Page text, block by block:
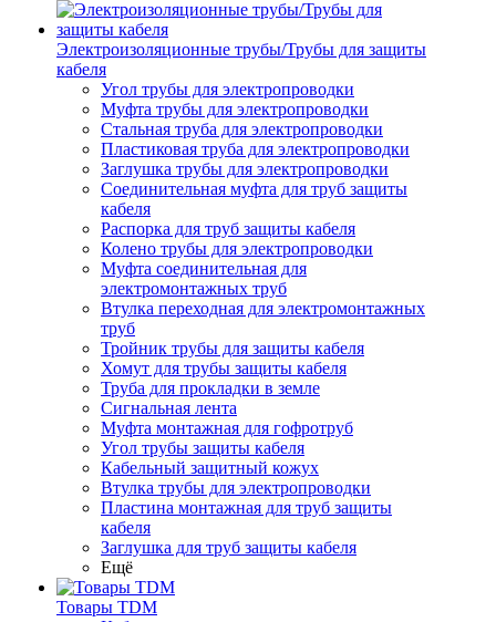
Электроизоляционные трубы/Трубы для защиты
кабеля
Угол трубы для электропроводки
Муфта трубы для электропроводки
Стальная труба для электропроводки
Пластиковая труба для электропроводки
Заглушка трубы для электропроводки
Соединительная муфта для труб защиты
кабеля
Распорка для труб защиты кабеля
Колено трубы для электропроводки
Муфта соединительная для
электромонтажных труб
Втулка переходная для электромонтажных
труб
Тройник трубы для защиты кабеля
Хомут для трубы защиты кабеля
Труба для прокладки в земле
Сигнальная лента
Муфта монтажная для гофротруб
Угол трубы защиты кабеля
Кабельный защитный кожух
Втулка трубы для электропроводки
Пластина монтажная для труб защиты
кабеля
Заглушка для труб защиты кабеля
Ещё
Товары TDM